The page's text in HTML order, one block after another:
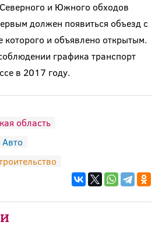
и Южного обходов
должен появиться объезд с
которого и объявлено открытым.
графика транспорт
в 2017 году.
область
Авто